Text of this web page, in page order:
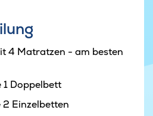
4 Matratzen - am besten
Doppelbett
Einzelbetten